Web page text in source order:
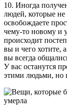
10. Иногда
людей, которые
освобождаете
чему-то новому и
происходит
вы и чего хотите,
вы всегда
У вас останутся
этими людьми, но